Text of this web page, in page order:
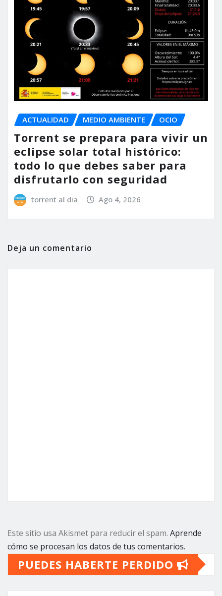
ACTUALIDAD MEDIO AMBIENTE OCIO
Torrent se prepara para vivir un
eclipse solar total histórico:
todo lo que debes saber para
disfrutarlo con seguridad
torrent al dia Ago 4, 2026
Deja un comentario
Este sitio usa Akismet para reducir el spam. Aprende
cómo se procesan los datos de tus comentarios.
PUEDES HABERTE PERDIDO